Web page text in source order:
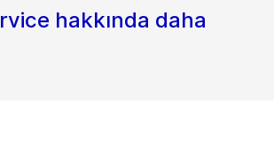
hakkında daha